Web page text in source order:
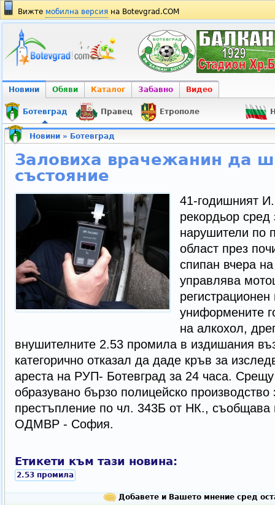
Вижте мобилна версия на Botevgrad.COM
Новини Обяви Каталог Забавно Видео
Ботевград Правец Етрополе
Новини» Ботевград
Заловиха врачежанин да
състояние
41-годишният
рекордьор
нарушители по
област през
спипан вчера
управлява
униформените
на алкохол,
внушителните 2.53 промила в издишания
категорично отказал да даде кръв за
ареста на РУП- Ботевград за 24 часа.
образувано бързо полицейско
престъпление по чл. 343Б от НК., съобщава
ОДМВР - София.
Етикети към тази новина:
2.53 промила
Добавете и Вашето мнение сред